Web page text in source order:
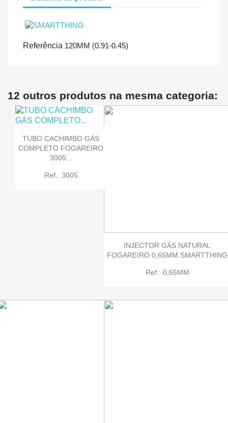
Referência 120MM (0.91-0.45)
12 outros produtos na mesma categoria:
TUBO CACHIMBO GÁS
COMPLETO FOGAREIRO
3005...
Ref.: 3005
INJECTOR GÁS NATURAL
FOGAREIRO 0,65MM SMARTTHING
Ref.: 0,65MM